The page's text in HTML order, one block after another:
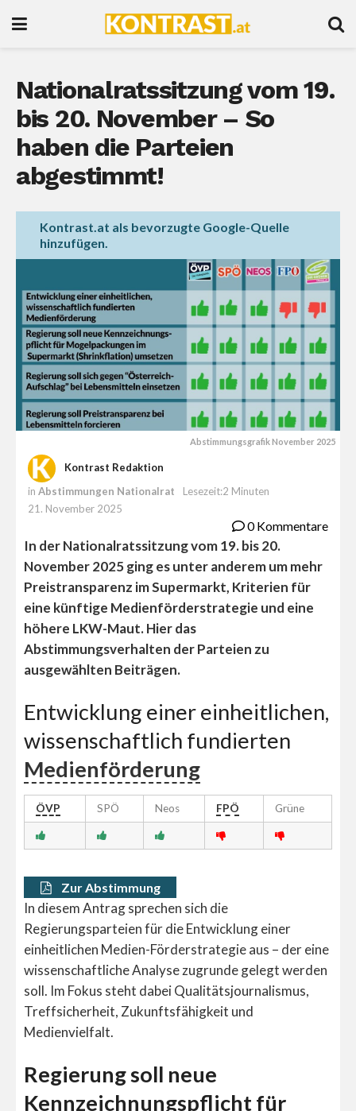
Nationalratssitzung vom 19.
bis 20. November – So
haben die Parteien
abgestimmt!
Kontrast.at als bevorzugte Google-Quelle
hinzufügen.
Abstimmungsgrafik November 2025
Kontrast Redaktion
in Abstimmungen Nationalrat
Lesezeit:2 Minuten
21. November 2025
0 Kommentare
In der Nationalratssitzung vom 19. bis 20.
November 2025 ging es unter anderem um mehr
Preistransparenz im Supermarkt, Kriterien für
eine künftige Medienförderstrategie und eine
höhere LKW-Maut. Hier das
Abstimmungsverhalten der Parteien zu
ausgewählten Beiträgen.
Entwicklung einer einheitlichen,
wissenschaftlich fundierten
Medienförderung
ÖVP SPÖ Neos FPÖ Grüne
Zur Abstimmung
In diesem Antrag sprechen sich die
Regierungsparteien für die Entwicklung einer
einheitlichen Medien-Förderstrategie aus – der eine
wissenschaftliche Analyse zugrunde gelegt werden
soll. Im Fokus steht dabei Qualitätsjournalismus,
Treffsicherheit, Zukunftsfähigkeit und
Medienvielfalt.
Regierung soll neue
Kennzeichnungspflicht für